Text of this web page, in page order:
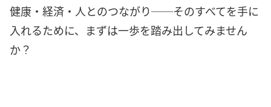
健康・経済・人とのつながり──そのすべてを手に
入れるために、まずは一歩を踏み出してみません
か？